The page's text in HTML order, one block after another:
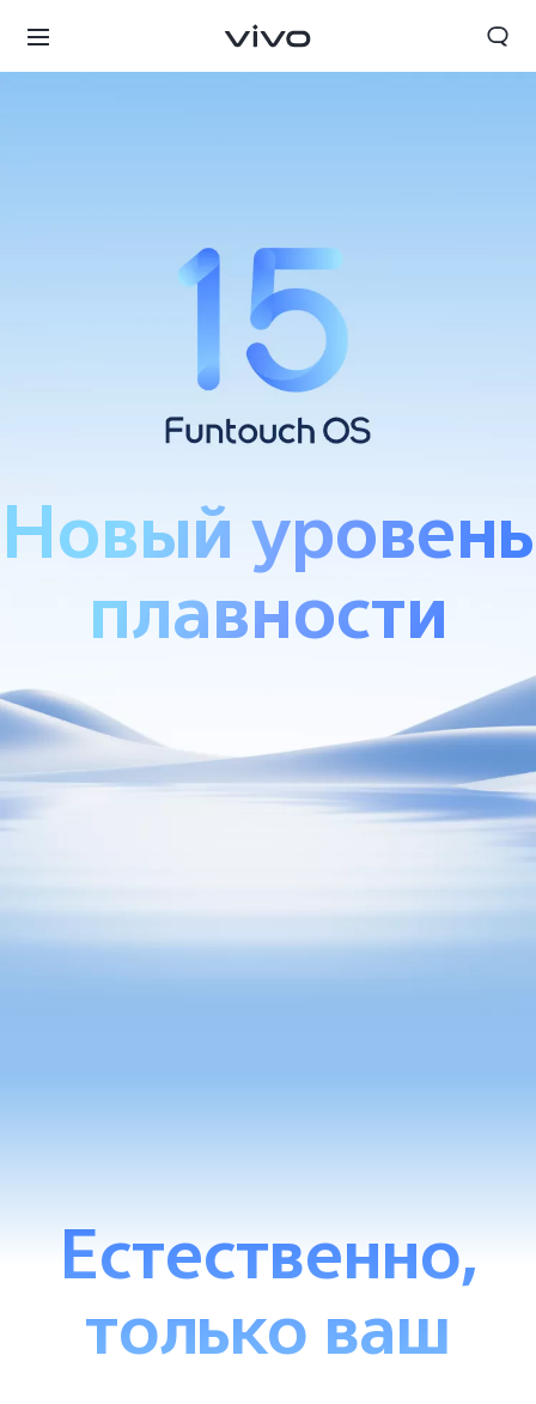
Новый уровень
плавности
Естественно,
только ваш